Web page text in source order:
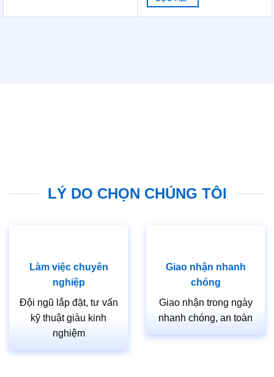
LÝ DO CHỌN CHÚNG TÔI
Làm việc chuyên
nghiệp
Đội ngũ lắp đặt, tư vấn
kỹ thuật giàu kinh
nghiệm
Giao nhận nhanh
chóng
Giao nhận trong ngày
nhanh chóng, an toàn